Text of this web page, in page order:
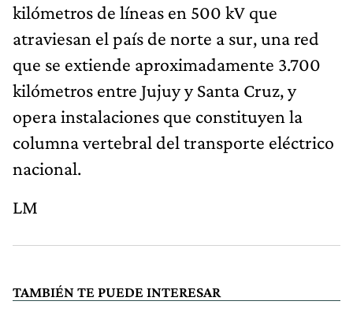
kilómetros de líneas en 500 kV que
atraviesan el país de norte a sur, una red
que se extiende aproximadamente 3.700
kilómetros entre Jujuy y Santa Cruz, y
opera instalaciones que constituyen la
columna vertebral del transporte eléctrico
nacional.
LM
TAMBIÉN TE PUEDE INTERESAR